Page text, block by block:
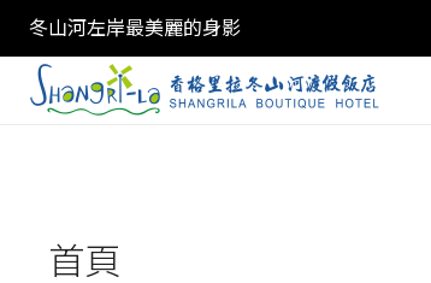
冬山河左岸最美麗的身影
首頁